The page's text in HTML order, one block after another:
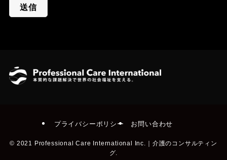
プライバシーポリシー お問い合わせ
© 2021 Professional Care International Inc.｜介護のコンサルティン
グ.